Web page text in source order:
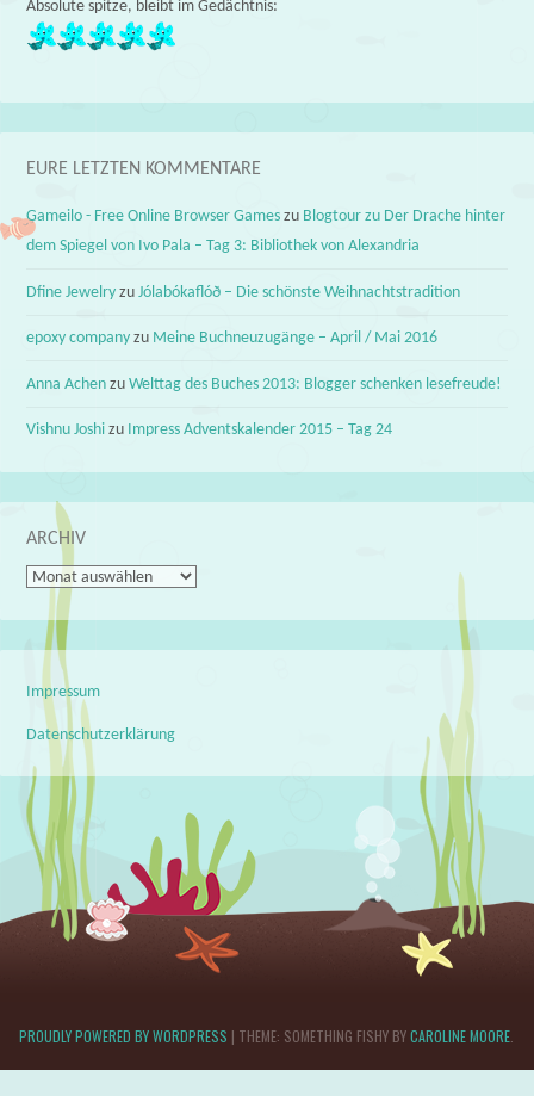
Absolute spitze, bleibt im Gedächtnis:
EURE LETZTEN KOMMENTARE
Gameilo - Free Online Browser Games zu Blogtour zu Der Drache hinter
dem Spiegel von Ivo Pala – Tag 3: Bibliothek von Alexandria
Dfine Jewelry zuJólabókaflóð – Die schönste Weihnachtstradition
epoxy company zu Meine Buchneuzugänge – April / Mai 2016
Anna Achen zuWelttag des Buches 2013: Blogger schenken lesefreude!
Vishnu Joshi zu Impress Adventskalender 2015 – Tag 24
ARCHIV
Archiv
Impressum
Datenschutzerklärung
PROUDLY POWERED BY WORDPRESS | THEME: SOMETHING FISHY BYCAROLINE MOORE